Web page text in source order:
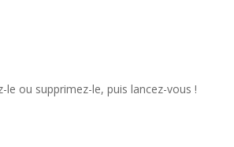
ou supprimez-le, puis lancez-vous !